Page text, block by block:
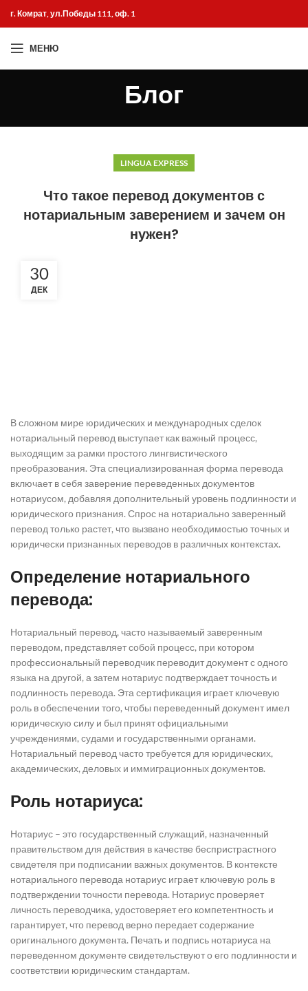
г. Комрат, ул.Победы 111, оф. 1
МЕНЮ
Блог
LINGUA EXPRESS
Что такое перевод документов с
нотариальным заверением и зачем он
нужен?
30
ДЕК
В сложном мире юридических и международных сделок
нотариальный перевод выступает как важный процесс,
выходящим за рамки простого лингвистического
преобразования. Эта специализированная форма перевода
включает в себя заверение переведенных документов
нотариусом, добавляя дополнительный уровень подлинности и
юридического признания. Спрос на нотариально заверенный
перевод только растет, что вызвано необходимостью точных и
юридически признанных переводов в различных контекстах.
Определение нотариального
перевода:
Нотариальный перевод, часто называемый заверенным
переводом, представляет собой процесс, при котором
профессиональный переводчик переводит документ с одного
языка на другой, а затем нотариус подтверждает точность и
подлинность перевода. Эта сертификация играет ключевую
роль в обеспечении того, чтобы переведенный документ имел
юридическую силу и был принят официальными
учреждениями, судами и государственными органами.
Нотариальный перевод часто требуется для юридических,
академических, деловых и иммиграционных документов.
Роль нотариуса:
Нотариус – это государственный служащий, назначенный
правительством для действия в качестве беспристрастного
свидетеля при подписании важных документов. В контексте
нотариального перевода нотариус играет ключевую роль в
подтверждении точности перевода. Нотариус проверяет
личность переводчика, удостоверяет его компетентность и
гарантирует, что перевод верно передает содержание
оригинального документа. Печать и подпись нотариуса на
переведенном документе свидетельствуют о его подлинности и
соответствии юридическим стандартам.